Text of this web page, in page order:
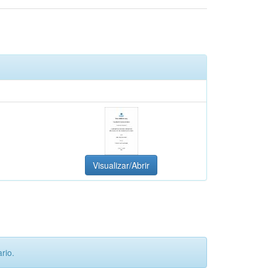
Visualizar/Abrir